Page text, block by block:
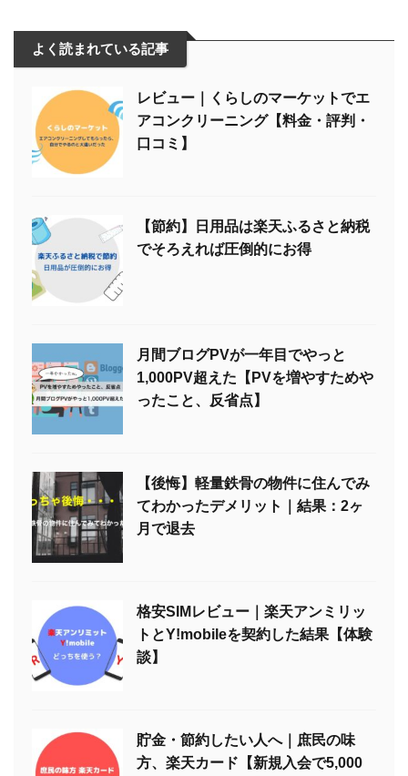
よく読まれている記事
レビュー｜くらしのマーケットでエ
アコンクリーニング【料金・評判・
口コミ】
【節約】日用品は楽天ふるさと納税
でそろえれば圧倒的にお得
月間ブログPVが一年目でやっと
1,000PV超えた【PVを増やすためや
ったこと、反省点】
【後悔】軽量鉄骨の物件に住んでみ
てわかったデメリット｜結果：2ヶ
月で退去
格安SIMレビュー｜楽天アンミリッ
トとY!mobileを契約した結果【体験
談】
貯金・節約したい人へ｜庶民の味
方、楽天カード【新規入会で5,000